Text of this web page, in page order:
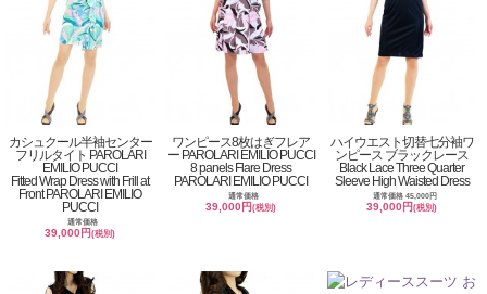
カシュクール半袖センター
フリルタイト PAROLARI
EMILIO PUCCI
Fitted Wrap Dress with Frill at
Front PAROLARI EMILIO
PUCCI
通常価格
39,000円(税別)
ワンピース8枚はぎフレア
ー PAROLARI EMILIO PUCCI
8 panels Flare Dress
PAROLARI EMILIO PUCCI
通常価格
39,000円(税別)
ハイウエスト切替七分袖ワ
ンピース ブラックレース
Black Lace Three Quarter
Sleeve High Waisted Dress
通常価格 45,000円
39,000円(税別)